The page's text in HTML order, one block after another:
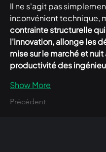
Il ne s'agit pas
inconvénient technique,
contrainte structurelle
l'innovation, allonge les
mise sur le marché et nuit
productivité des
Show More
Précédent